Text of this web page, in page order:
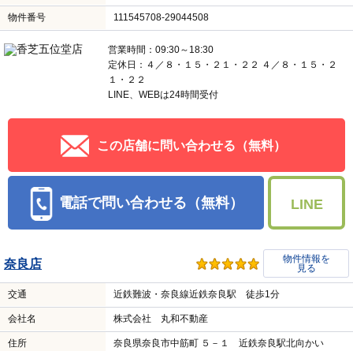
物件番号 111545708-29044508
営業時間：09:30～18:30
定休日：４／８・１５・２１・２２ ４／８・１５・２
１・２２
LINE、WEBは24時間受付
この店舗に問い合わせる（無料）
電話で問い合わせる（無料） LINE
奈良店
物件情報を
見る
交通 近鉄難波・奈良線近鉄奈良駅 徒歩1分
会社名 株式会社 丸和不動産
住所 奈良県奈良市中筋町 ５－１ 近鉄奈良駅北向かい